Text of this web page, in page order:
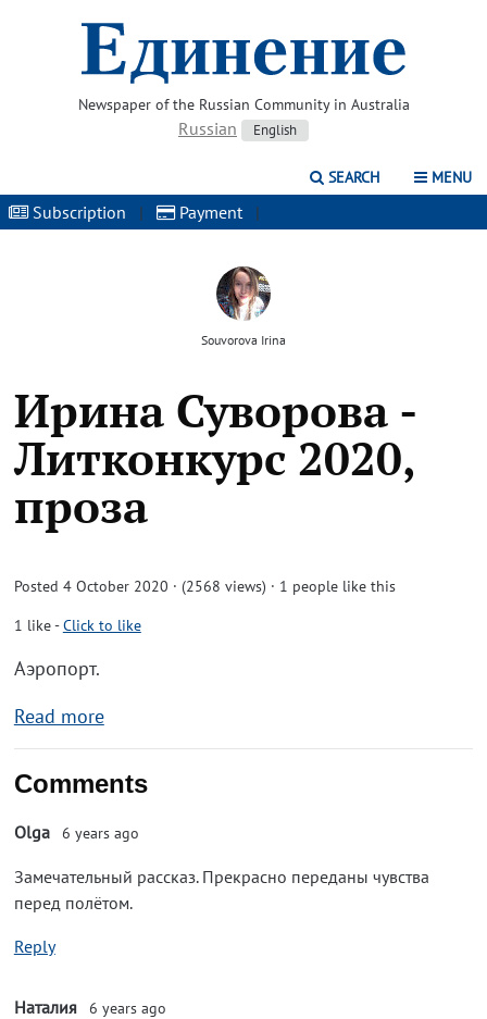
Newspaper of the Russian Community in Australia
Russian English
SEARCH MENU
Subscription | Payment |
Souvorova Irina
Ирина Суворова -
Литконкурс 2020,
проза
Posted 4 October 2020 · (2568 views) · 1 people like this
1 like-Click to like
Аэропорт.
Read more
Comments
Olga 6 years ago
Замечательный рассказ. Прекрасно переданы чувства
перед полётом.
Reply
Наталия 6 years ago